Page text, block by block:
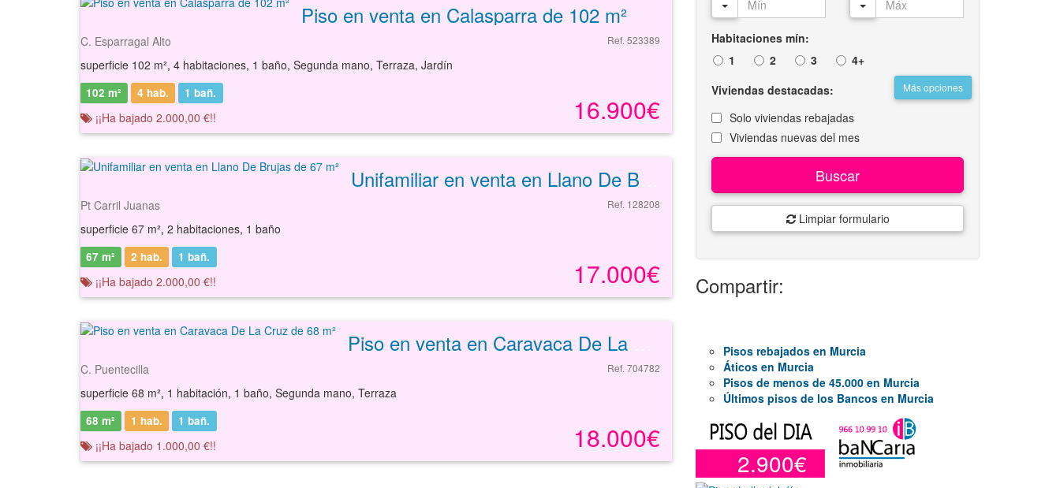
Piso en venta en Calasparra de 102 m²
C. Esparragal Alto Ref. 523389
superficie 102 m², 4 habitaciones, 1 baño, Segunda mano, Terraza, Jardín
16.900€
102 m² 4 hab. 1 bañ.
¡¡Ha bajado 2.000,00 €!!
Pt Carril Juanas Ref. 128208
superficie 67 m², 2 habitaciones, 1 baño
17.000€
67 m² 2 hab. 1 bañ.
¡¡Ha bajado 2.000,00 €!!
C. Puentecilla Ref. 704782
superficie 68 m², 1 habitación, 1 baño, Segunda mano, Terraza
18.000€
68 m² 1 hab. 1 bañ.
¡¡Ha bajado 1.000,00 €!!
Habitaciones mín:
1
2 3 4+
Más opciones
Viviendas destacadas:
Solo viviendas rebajadas
Viviendas nuevas del mes
Buscar
Limpiar formulario
Compartir:
Pisos rebajados en Murcia
Áticos en Murcia
Pisos de menos de 45.000 en Murcia
Últimos pisos de los Bancos en Murcia
2.900€